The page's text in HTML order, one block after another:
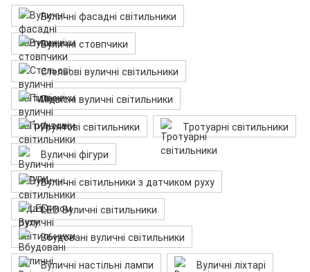
Вуличні фасадні світильники
Вуличні стовпчики
Стельові вуличні світильники
Підвісні вуличні світильники
Ґрунтові світильники
Тротуарні світильники
Вуличні фігури
Вуличні світильники з датчиком руху
LED Вуличні світильники
Вбудовані вуличні світильники
Вуличні настільні лампи
Вуличні ліхтарі